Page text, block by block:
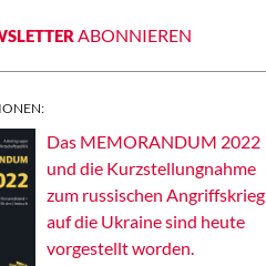
ABONNIEREN
Das MEMORANDUM 2022
und die Kurzstellungnahme
zum russischen Angriffskrieg
auf die Ukraine sind heute
vorgestellt worden.